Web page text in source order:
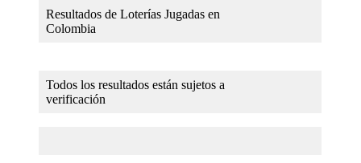
Resultados de Loterías Jugadas en
Colombia
Todos los resultados están sujetos a
verificación